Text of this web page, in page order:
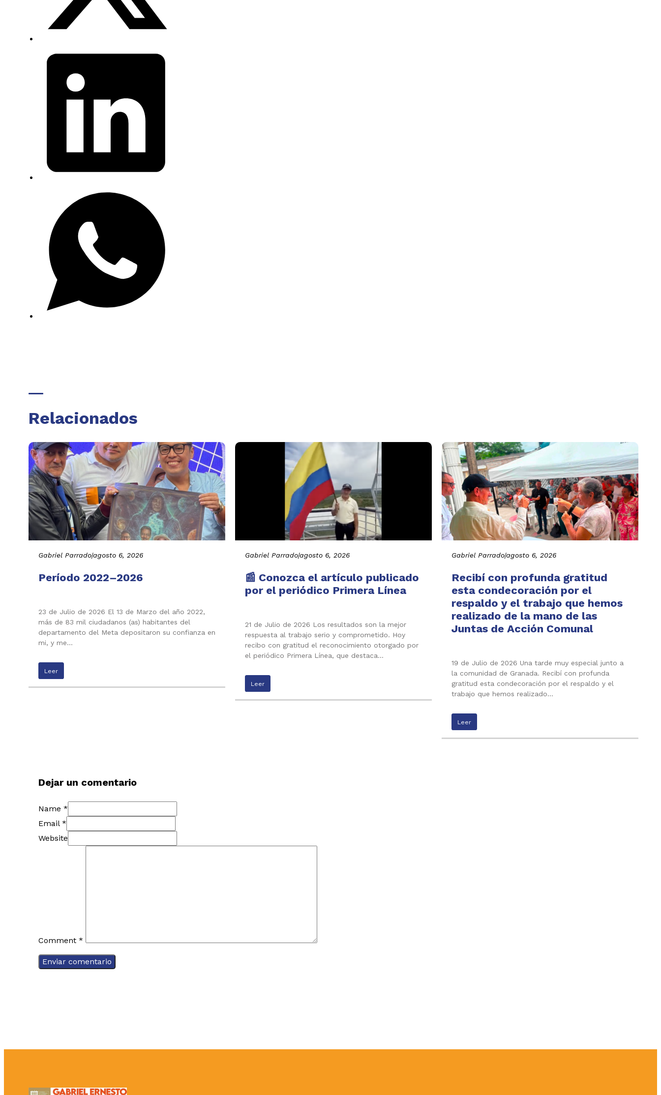
Relacionados
Gabriel Parrado|agosto 6, 2026
Período 2022–2026
23 de Julio de 2026 El 13 de Marzo del año 2022,
más de 83 mil ciudadanos (as) habitantes del
departamento del Meta depositaron su confianza en
mi, y me…
Leer
Gabriel Parrado|agosto 6, 2026
📰 Conozca el artículo publicado
por el periódico Primera Línea
21 de Julio de 2026 Los resultados son la mejor
respuesta al trabajo serio y comprometido. Hoy
recibo con gratitud el reconocimiento otorgado por
el periódico Primera Línea, que destaca…
Leer
Gabriel Parrado|agosto 6, 2026
Recibí con profunda gratitud
esta condecoración por el
respaldo y el trabajo que hemos
realizado de la mano de las
Juntas de Acción Comunal
19 de Julio de 2026 Una tarde muy especial junto a
la comunidad de Granada. Recibí con profunda
gratitud esta condecoración por el respaldo y el
trabajo que hemos realizado…
Leer
Dejar un comentario
Name *
Email *
Website
Comment *